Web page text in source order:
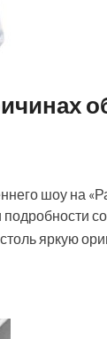
шоу на
яркую